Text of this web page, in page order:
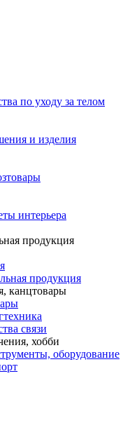
по уходу за телом
и изделия
интерьера
продукция
продукция
канцтовары
связи
хобби
оборудование